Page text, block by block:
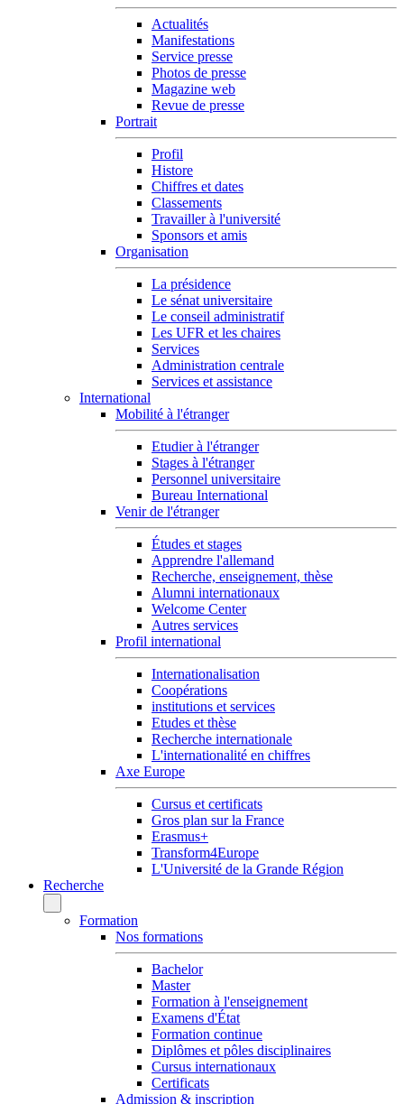
Actualités
Manifestations
Service presse
Photos de presse
Magazine web
Revue de presse
Portrait
Profil
Histore
Chiffres et dates
Classements
Travailler à l'université
Sponsors et amis
Organisation
La présidence
Le sénat universitaire
Le conseil administratif
Les UFR et les chaires
Services
Administration centrale
Services et assistance
International
Mobilité à l'étranger
Etudier à l'étranger
Stages à l'étranger
Personnel universitaire
Bureau International
Venir de l'étranger
Études et stages
Apprendre l'allemand
Recherche, enseignement, thèse
Alumni internationaux
Welcome Center
Autres services
Profil international
Internationalisation
Coopérations
institutions et services
Etudes et thèse
Recherche internationale
L'internationalité en chiffres
Axe Europe
Cursus et certificats
Gros plan sur la France
Erasmus+
Transform4Europe
L'Université de la Grande Région
Recherche
Formation
Nos formations
Bachelor
Master
Formation à l'enseignement
Examens d'État
Formation continue
Diplômes et pôles disciplinaires
Cursus internationaux
Certificats
Admission & inscription